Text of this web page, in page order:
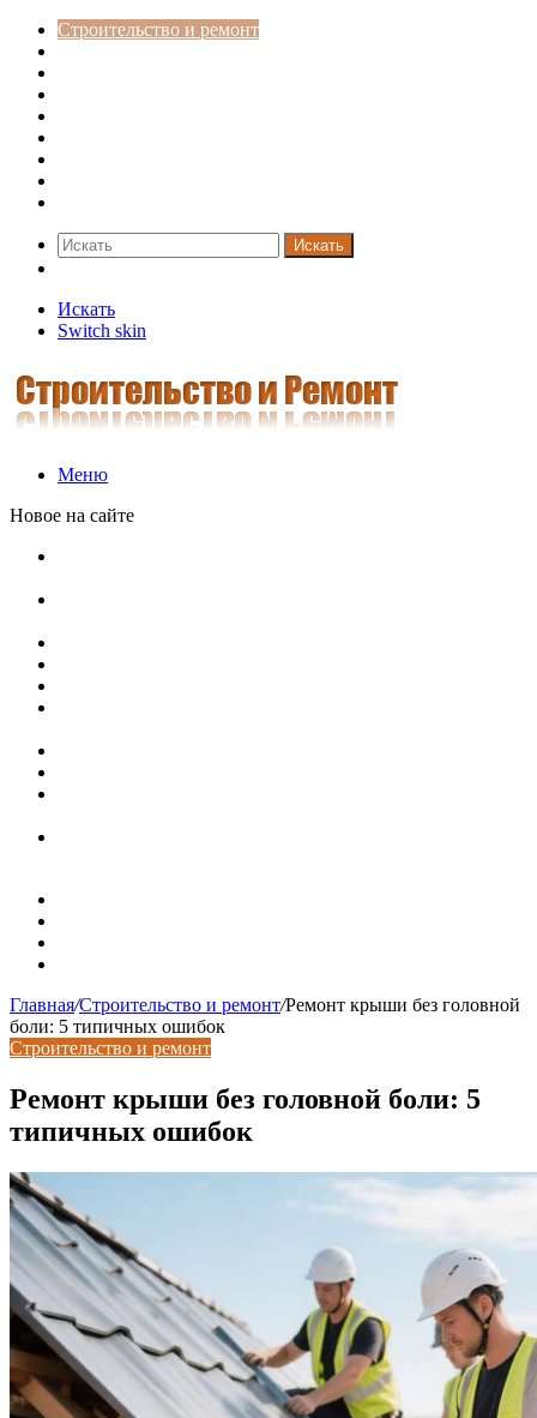
Строительство и ремонт
Искать
Искать
Switch skin
Меню
Новое на сайте
Главная/Строительство и ремонт/Ремонт крыши без головной
боли: 5 типичных ошибок
Строительство и ремонт
Ремонт крыши без головной боли: 5
типичных ошибок